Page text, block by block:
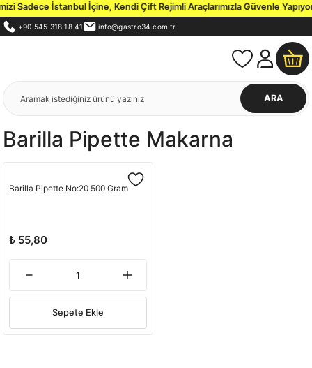
Sadece İstanbul İçine, Kendi Çift Rejimli Araçlarımızla Güvenle
+90 545 318 18 41 info@gastro34.com.tr
ARA
Barilla Pipette Makarna
Barilla Pipette No:20 500 Gram
₺ 55,80
Sepete Ekle